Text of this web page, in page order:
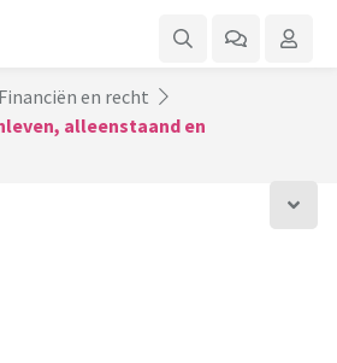
Financiën en recht
alleenstaand en